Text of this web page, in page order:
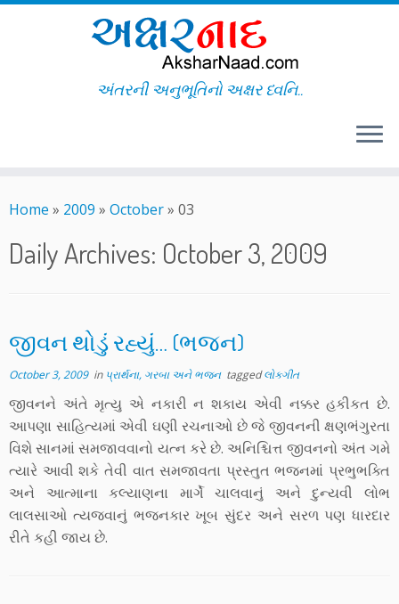
to
અંતરની અનુભૂતિનો અક્ષર ધ્વનિ..
Home » 2009 » October» 03
Daily Archives: October 3, 2009
જીવન થોડું રહ્યું… (ભજન)
October 3, 2009in પ્રાર્થના, ગરબા અને ભજન taggedલોકગીત
જીવનને અંતે મૃત્યુ એ નકારી ન શકાય એવી નક્કર હકીકત છે.
આપણા સાહિત્યમાં એવી ઘણી રચનાઓ છે જે જીવનની ક્ષણભંગુરતા
વિશે સાનમાં સમજાવવાનો યત્ન કરે છે. અનિશ્ચિત્ત જીવનનો અંત ગમે
ત્યારે આવી શકે તેવી વાત સમજાવતા પ્રસ્તુત ભજનમાં પ્રભુભક્તિ
અને આત્માના કલ્યાણના માર્ગે ચાલવાનું અને દુન્યવી લોભ
લાલસાઓ ત્યજવાનું ભજનકાર ખૂબ સુંદર અને સરળ પણ ધારદાર
રીતે કહી જાય છે.